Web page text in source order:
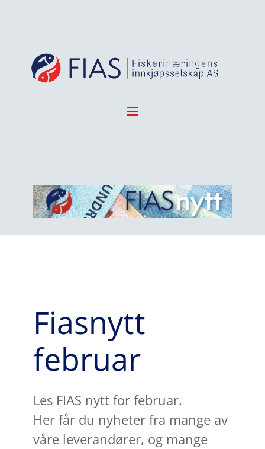
Fiasnytt
februar
Les FIAS nytt for februar.
Her får du nyheter fra mange av
våre leverandører, og mange